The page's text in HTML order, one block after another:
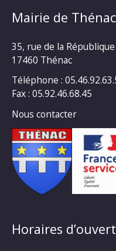
Mairie de Thénac
35, rue de la République
17460 Thénac
Téléphone :
Fax : 05.92.46.68.45
Nous contacter
Horaires